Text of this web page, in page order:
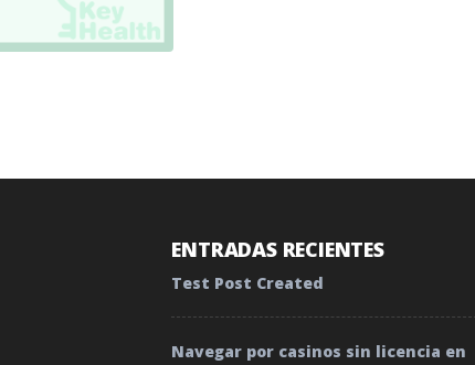
ENTRADAS RECIENTES
Test Post Created
Navegar por casinos sin licencia en